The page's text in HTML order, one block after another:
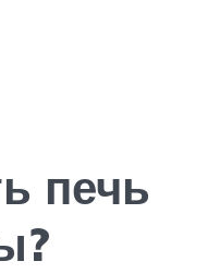
печь